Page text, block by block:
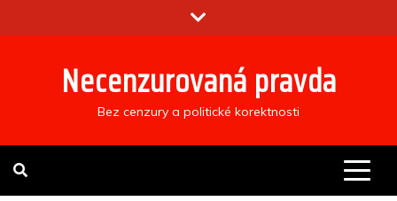
to
Necenzurovaná pravda
Bez cenzury a politické korektnosti